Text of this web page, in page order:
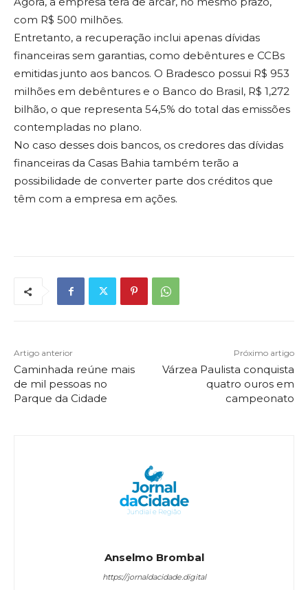
com R$ 500 milhões.
Entretanto, a recuperação inclui apenas dívidas
financeiras sem garantias, como debêntures e CCBs
emitidas junto aos bancos. O Bradesco possui R$ 953
milhões em debêntures e o Banco do Brasil, R$ 1,272
bilhão, o que representa 54,5% do total das emissões
contempladas no plano.
No caso desses dois bancos, os credores das dívidas
financeiras da Casas Bahia também terão a
possibilidade de converter parte dos créditos que
têm com a empresa em ações.
Artigo anterior
Caminhada reúne mais
de mil pessoas no
Parque da Cidade
Próximo artigo
Várzea Paulista conquista
quatro ouros em
campeonato
Anselmo Brombal
https://jornaldacidade.digital